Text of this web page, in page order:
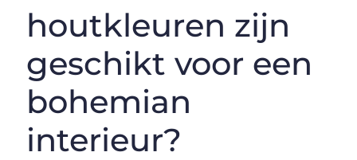
houtkleuren zijn
geschikt voor een
bohemian
interieur?